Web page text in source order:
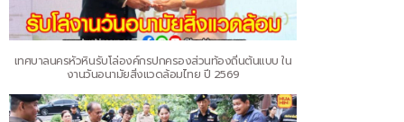
เทศบาลนครหัวหินรับโล่องค์กรปกครองส่วนท้องถิ่นต้นแบบ ใน
งานวันอนามัยสิ่งแวดล้อมไทย ปี 2569